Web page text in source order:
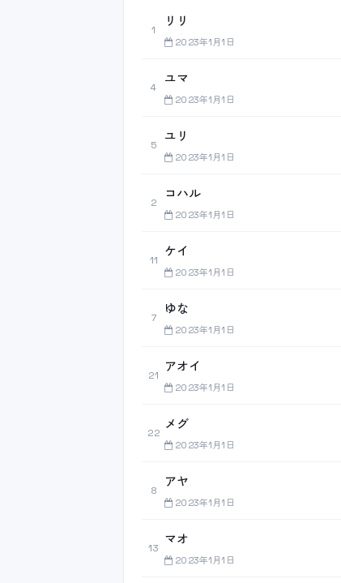
1
リリ
2023年1月1日
4
ユマ
2023年1月1日
5
ユリ
2023年1月1日
2
コハル
2023年1月1日
11
ケイ
2023年1月1日
7
ゆな
2023年1月1日
21
アオイ
2023年1月1日
22
メグ
2023年1月1日
8
アヤ
2023年1月1日
13
マオ
2023年1月1日